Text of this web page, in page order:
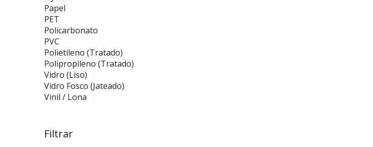
Papel
PET
Policarbonato
PVC
Polietileno (Tratado)
Polipropileno (Tratado)
Vidro (Liso)
Vidro Fosco (Jateado)
Vinil / Lona
Filtrar